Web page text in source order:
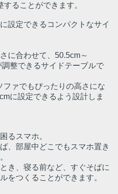
ることができます。
設定できるコンパクトなサイ
に合わせて、50.5cm～
整できるサイドテーブルで
ファでもぴったりの高さにな
に設定できるよう設計しま
るスマホ。
、部屋中どこでもスマホ置き
き、寝る前など、すぐそばに
をつくることができます。